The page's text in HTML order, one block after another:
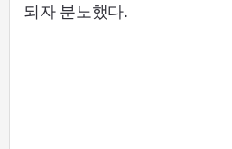
되자 분노했다.